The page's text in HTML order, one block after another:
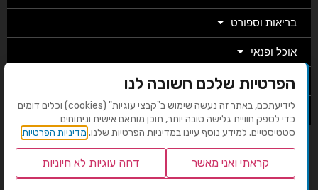
בריאות וספורט
אוכל ופנאי
מגזין
מערכת
בניית אתרים EMG
הפרטיות שלכם חשובה לנו
לידיעתכם, באתר זה נעשה שימוש ב"קבצי עוגיות" (cookies) וכלים דומים
כדי לספק חוויית גלישה טובה יותר, תוכן מותאם אישית וניתוחים
סטטיסטיים. למידע נוסף עיינו במדיניות הפרטיות שלנו. מדיניות הפרטיות
קראתי ואני מאשר דחה עוגיות לא חיוניות